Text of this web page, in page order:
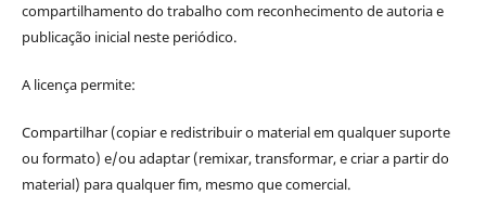
compartilhamento do trabalho com reconhecimento de autoria e
publicação inicial neste periódico.
A licença permite:
Compartilhar (copiar e redistribuir o material em qualquer suporte
ou formato) e/ou adaptar (remixar, transformar, e criar a partir do
material) para qualquer fim, mesmo que comercial.